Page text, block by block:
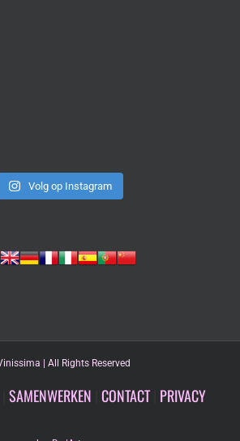
Volg op Instagram
| All Rights Reserved
SAMENWERKEN CONTACT| PRIVACY